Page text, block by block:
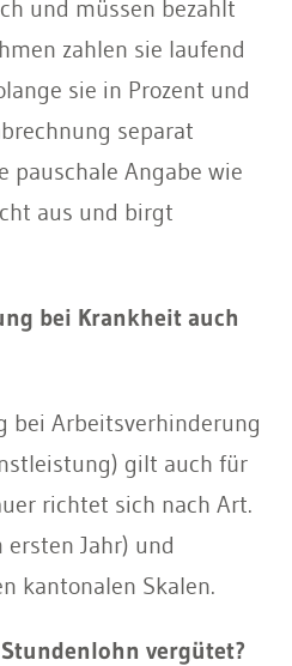
und müssen bezahlt
zahlen sie laufend
sie in Prozent und
separat
pauschale Angabe wie
aus und birgt
bei Krankheit auch
bei Arbeitsverhinderung
gilt auch für
richtet sich nach Art.
ersten Jahr) und
kantonalen Skalen.
vergütet?